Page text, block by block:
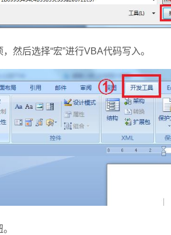
后选择“宏”进行VBA代码写入。